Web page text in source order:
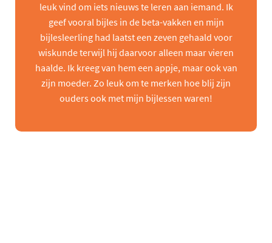
leuk vind om iets nieuws te leren aan iemand. Ik
geef vooral bijles in de beta-vakken en mijn
bijlesleerling had laatst een zeven gehaald voor
wiskunde terwijl hij daarvoor alleen maar vieren
haalde. Ik kreeg van hem een appje, maar ook van
zijn moeder. Zo leuk om te merken hoe blij zijn
ouders ook met mijn bijlessen waren!